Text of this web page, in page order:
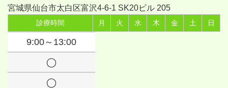
宮城県仙台市太白区富沢4-6-1 SK20ビル 205
診療時間 月 火 水 木 金 土 日
9:00～13:00
◯
◯